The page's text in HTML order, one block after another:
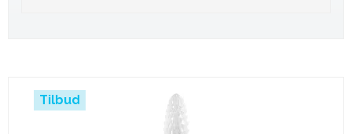
Tilbud